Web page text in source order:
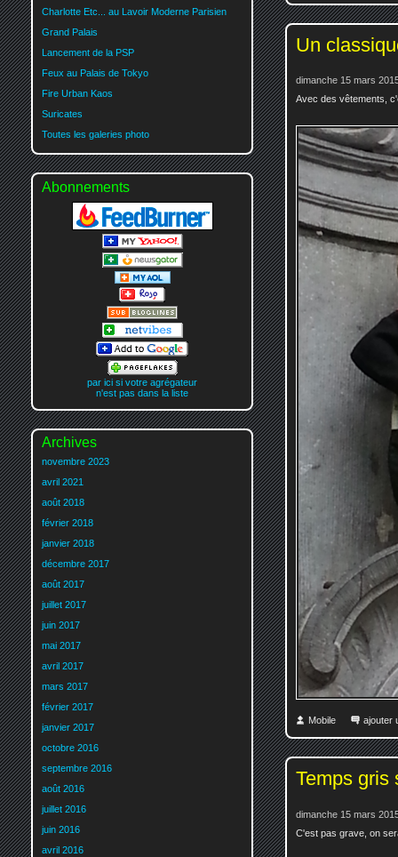
Un
dimanche 15 mars
Avec des vêtements,
Mobile ajouter
Temps gris
dimanche 15 mars
C'est pas grave, on
Charlotte Etc... au Lavoir Moderne Parisien
Grand Palais
Lancement de la PSP
Feux au Palais de Tokyo
Fire Urban Kaos
Suricates
Toutes les galeries photo
Abonnements
par ici si votre agrégateur
n'est pas dans la liste
Archives
novembre 2023
avril 2021
août 2018
février 2018
janvier 2018
décembre 2017
août 2017
juillet 2017
juin 2017
mai 2017
avril 2017
mars 2017
février 2017
janvier 2017
octobre 2016
septembre 2016
août 2016
juillet 2016
juin 2016
avril 2016